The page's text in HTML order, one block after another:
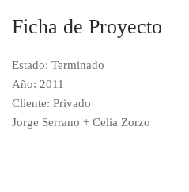
Ficha de Proyecto
Estado: Terminado
Año: 2011
Cliente: Privado
Jorge Serrano + Celia Zorzo